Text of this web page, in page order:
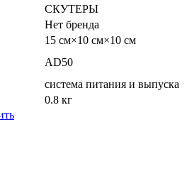
СКУТЕРЫ
Нет бренда
15 см×10 см×10 см
AD50
система питания и выпуска
0.8 кг